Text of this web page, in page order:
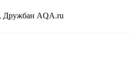
Дружбан AQA.ru